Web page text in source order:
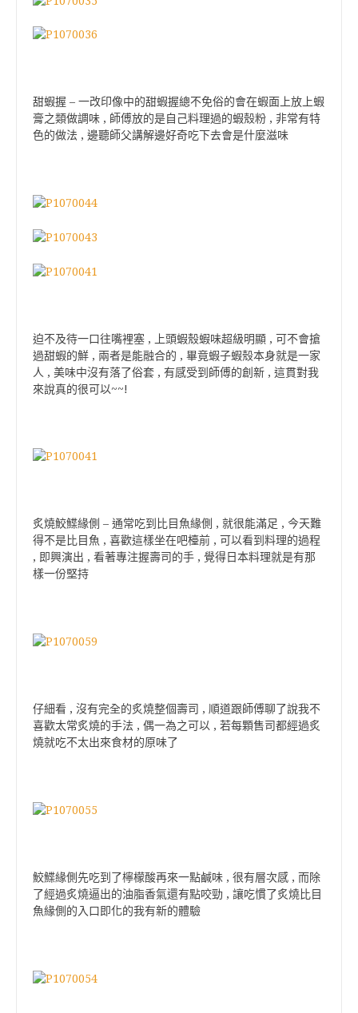
甜蝦握 – 一改印像中的甜蝦握總不免俗的會在蝦面上放上蝦
膏之類做調味 , 師傅放的是自己料理過的蝦殼粉 , 非常有特
色的做法 , 邊聽師父講解邊好奇吃下去會是什麼滋味
迫不及待一口往嘴裡塞 , 上頭蝦殼蝦味超級明顯 , 可不會搶
過甜蝦的鮮 , 兩者是能融合的 , 畢竟蝦子蝦殼本身就是一家
人 , 美味中沒有落了俗套 , 有感受到師傅的創新 , 這貫對我
來說真的很可以~~!
炙燒鮫鰈緣側 – 通常吃到比目魚緣側 , 就很能滿足 , 今天難
得不是比目魚 , 喜歡這樣坐在吧檯前 , 可以看到料理的過程
, 即興演出 , 看著專注握壽司的手 , 覺得日本料理就是有那
樣一份堅持
仔細看 , 沒有完全的炙燒整個壽司 , 順道跟師傅聊了說我不
喜歡太常炙燒的手法 , 偶一為之可以 , 若每顆售司都經過炙
燒就吃不太出來食材的原味了
鮫鰈緣側先吃到了檸檬酸再來一點鹹味 , 很有層次感 , 而除
了經過炙燒逼出的油脂香氣還有點咬勁 , 讓吃慣了炙燒比目
魚緣側的入口即化的我有新的體驗